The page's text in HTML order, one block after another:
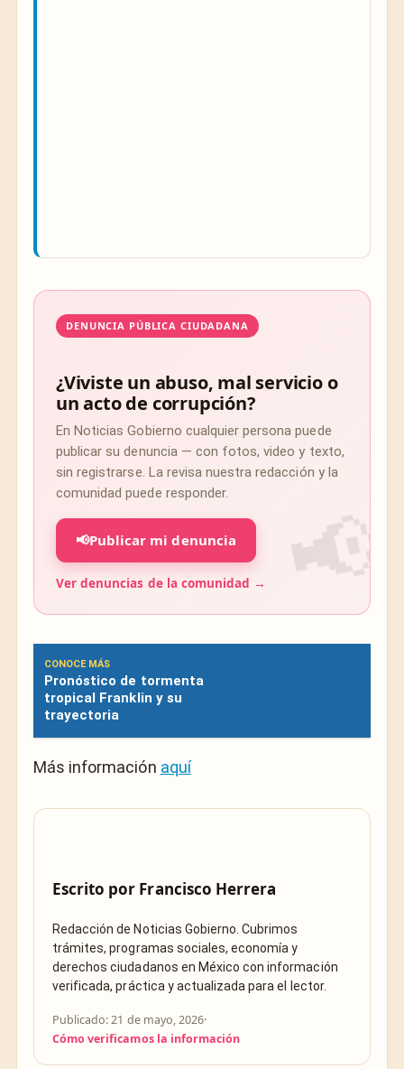
DENUNCIA PÚBLICA CIUDADANA
¿Viviste un abuso, mal servicio o
un acto de corrupción?
En Noticias Gobierno cualquier persona puede
publicar su denuncia — con fotos, video y texto,
sin registrarse. La revisa nuestra redacción y la
comunidad puede responder.
📢Publicar mi denuncia
Ver denuncias de la comunidad →
CONOCE MÁS
Pronóstico de tormenta
tropical Franklin y su
trayectoria
Más información aquí
Escrito por Francisco Herrera
Redacción de Noticias Gobierno. Cubrimos
trámites, programas sociales, economía y
derechos ciudadanos en México con información
verificada, práctica y actualizada para el lector.
Publicado: 21 de mayo, 2026·
Cómo verificamos la información